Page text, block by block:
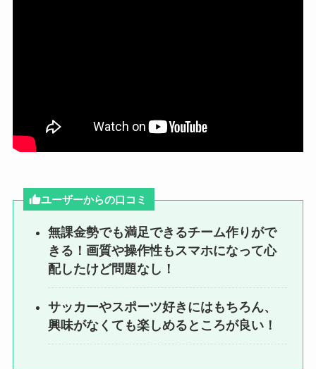
ユーザーからの口コミ
無課金勢でも満足できるチーム作りがで
きる！画質や操作性もスマホになって心
配したけど問題なし！
サッカーやスポーツ好きにはもちろん、
興味がなくても楽しめるところが良い！